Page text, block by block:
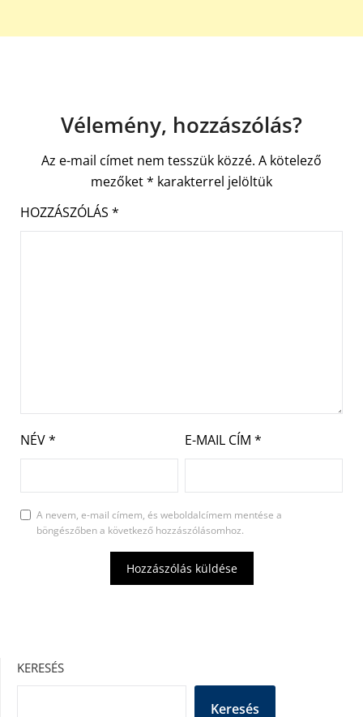
Vélemény, hozzászólás?
Az e-mail címet nem tesszük közzé. A kötelező
mezőket* karakterrel jelöltük
HOZZÁSZÓLÁS *
NÉV* E-MAIL CÍM *
A nevem, e-mail címem, és weboldalcímem mentése a
böngészőben a következő hozzászólásomhoz.
KERESÉS
Keresés